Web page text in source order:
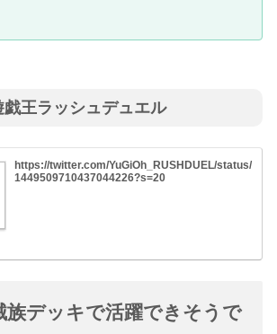
戯王ラッシュデュエル
https://twitter.com/YuGiOh_RUSHDUEL/status/
1449509710437044226?s=20
族デッキで活躍できそうで